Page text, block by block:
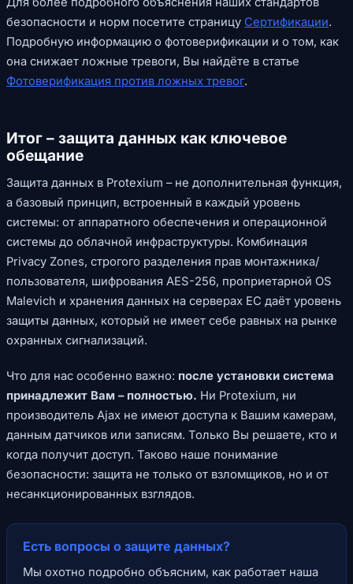
безопасности и норм посетите страницу Сертификации.
Подробную информацию о фотоверификации и о том, как
она снижает ложные тревоги, Вы найдёте в статье
Фотоверификация против ложных тревог.
Итог – защита данных как ключевое
обещание
Защита данных в Protexium – не дополнительная функция,
а базовый принцип, встроенный в каждый уровень
системы: от аппаратного обеспечения и операционной
системы до облачной инфраструктуры. Комбинация
Privacy Zones, строгого разделения прав монтажника/
пользователя, шифрования AES-256, проприетарной OS
Malevich и хранения данных на серверах ЕС даёт уровень
защиты данных, который не имеет себе равных на рынке
охранных сигнализаций.
Что для нас особенно важно: после установки система
принадлежит Вам – полностью. Ни Protexium, ни
производитель Ajax не имеют доступа к Вашим камерам,
данным датчиков или записям. Только Вы решаете, кто и
когда получит доступ. Таково наше понимание
безопасности: защита не только от взломщиков, но и от
несанкционированных взглядов.
Есть вопросы о защите данных?
Мы охотно подробно объясним, как работает наша